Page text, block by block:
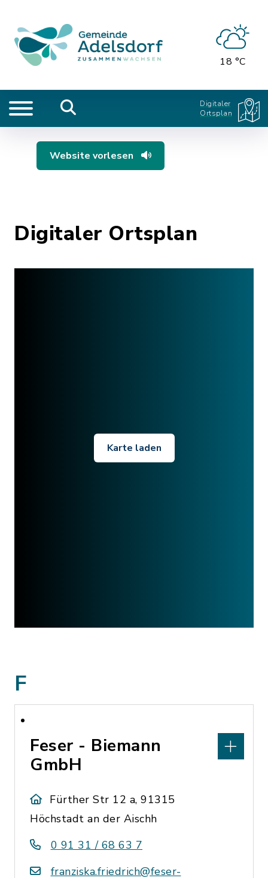
18 °C
Digitaler
Ortsplan
Website vorlesen
Digitaler Ortsplan
Karte laden
F
Feser - Biemann
GmbH
Fürther Str 12 a, 91315
Höchstadt an der Aischh
0 91 31 / 68 63 7
franziska.friedrich@feser-